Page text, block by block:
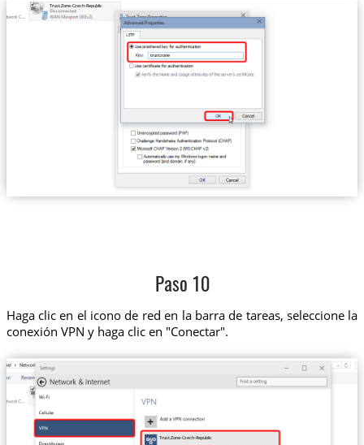
Trust.Zone-Czech-Republic
trustzone
Paso 10
Haga clic en el icono de red en la barra de tareas, seleccione la
conexión VPN y haga clic en "Conectar".
Trust.Zone-Czech-Republic